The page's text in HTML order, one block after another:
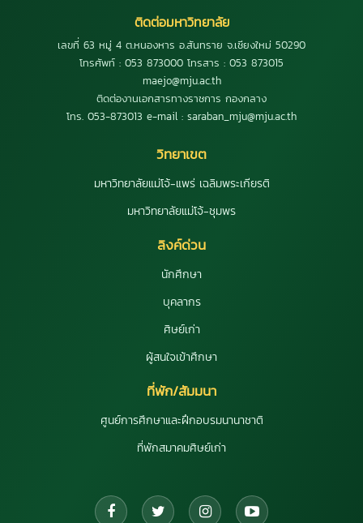
ติดต่อมหาวิทยาลัย
เลขที่ 63 หมู่ 4 ต.หนองหาร อ.สันทราย จ.เชียงใหม่ 50290
โทรศัพท์ : 053 873000 โทรสาร : 053 873015
maejo@mju.ac.th
ติดต่องานเอกสารทางราชการ กองกลาง
โทร. 053-873013 e-mail : saraban_mju@mju.ac.th
วิทยาเขต
มหาวิทยาลัยแม่โจ้-แพร่ เฉลิมพระเกียรติ
มหาวิทยาลัยแม่โจ้-ชุมพร
ลิงค์ด่วน
นักศึกษา
บุคลากร
ศิษย์เก่า
ผู้สนใจเข้าศึกษา
ที่พัก/สัมมนา
ศูนย์การศึกษาและฝึกอบรมนานาชาติ
ที่พักสมาคมศิษย์เก่า